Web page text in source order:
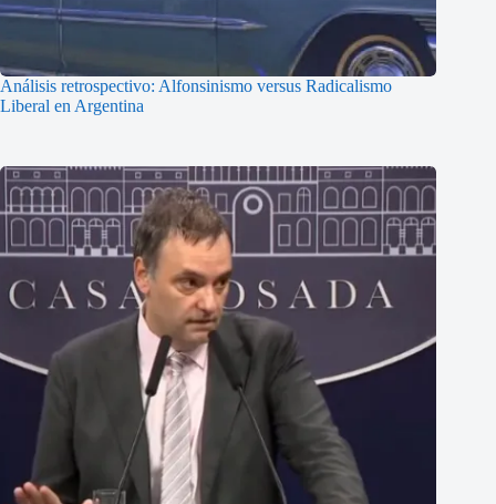
Análisis retrospectivo: Alfonsinismo versus Radicalismo
Liberal en Argentina